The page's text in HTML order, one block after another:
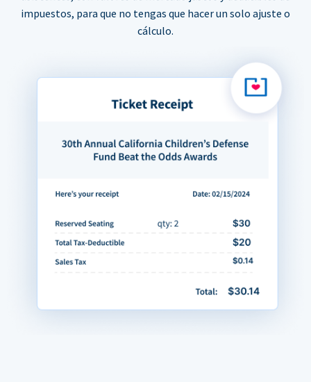
impuestos, para que no tengas que hacer un solo ajuste o
cálculo.